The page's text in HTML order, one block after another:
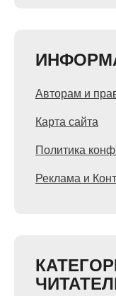
Авторам и
Карта сайта
Политика
Реклама и